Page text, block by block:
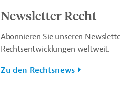
Newsletter Recht
Abonnieren Sie unseren
Rechtsentwicklungen weltweit.
Zu den Rechtsnews